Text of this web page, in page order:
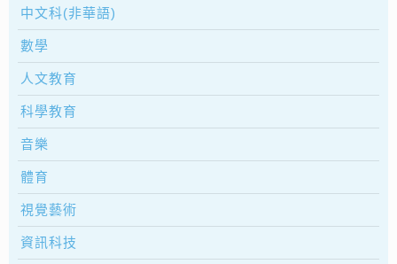
中文科(非華語)
數學
人文教育
科學教育
音樂
體育
視覺藝術
資訊科技